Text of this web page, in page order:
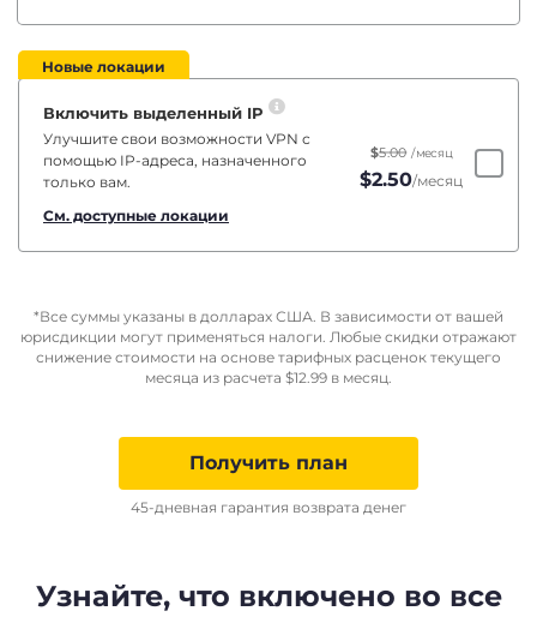
Новые локации
Включить выделенный IP
Улучшите свои возможности VPN с
помощью IP-адреса, назначенного
только вам.
См. доступные локации
$5.00 /месяц
$2.50/месяц
*Все суммы указаны в долларах США. В зависимости от вашей
юрисдикции могут применяться налоги. Любые скидки отражают
снижение стоимости на основе тарифных расценок текущего
месяца из расчета $12.99 в месяц.
Получить план
45-дневная гарантия возврата денег
Узнайте, что включено во все